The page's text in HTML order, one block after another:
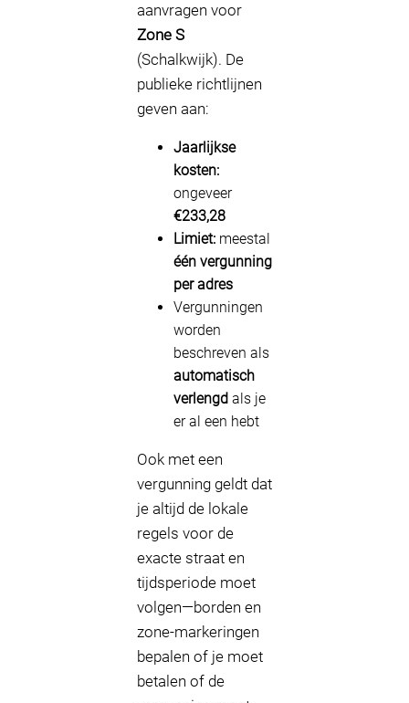
aanvragen voor
Zone S
(Schalkwijk). De
publieke richtlijnen
geven aan:
Jaarlijkse
kosten:
ongeveer
€233,28
Limiet: meestal
één vergunning
per adres
Vergunningen
worden
beschreven als
automatisch
verlengd als je
er al een hebt
Ook met een
vergunning geldt dat
je altijd de lokale
regels voor de
exacte straat en
tijdsperiode moet
volgen—borden en
zone-markeringen
bepalen of je moet
betalen of de